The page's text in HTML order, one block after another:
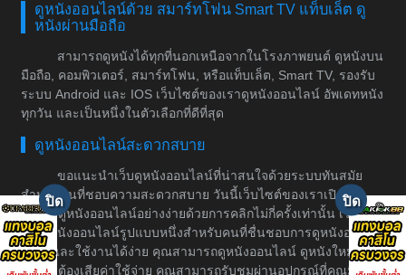
ดูหนังออนไลน์ด้วย สมาร์ทโฟน Smart TV แท็บเล็ต ดู
หนังผ่านมือถือ
สามารถดูหนังได้ทุกที่นอกเหนือจากในโรงภาพยนต์ ดูหนังบน
มือถือ, คอมพิวเตอร์, สมาร์ทโฟน, หรือแท็บเล็ต, Smart TV, รองรับ
ระบบ Android และ IOS เว็บไซต์ของเราดูหนังออนไลน์ อัพเดทหนัง
ทุกวัน และเป็นหนึ่งในตัวเลือกที่ดีที่สุด
ดูหนังออนไลน์สะดวกสบาย
ขอแนะนำเว็บดูหนังออนไลน์ที่น่าสนใจด้วยระบบทันสมัย
สำหรับคนที่ชอบความสะดวกสบาย วันนี้เว็บไซต์ของเราเปิดให้
บริการดูหนังออนไลน์อย่างง่ายด้วยการคลิกไม่กี่ครั้งเท่านั้น เราเป็น
เว็บดูหนังออนไลน์รูปแบบหนึ่งสำหรับคนที่ชื่นชอบการดูหนังอย่างมี
ระบบและใช้งานได้ง่าย คุณสามารถดูหนังออนไลน์ ดูหนังใหม่ได้
โดยไม่ต้องเสียค่าใช้จ่าย คุณสามารถรับชมผ่านอุปกรณ์ที่คุณมีอยู่